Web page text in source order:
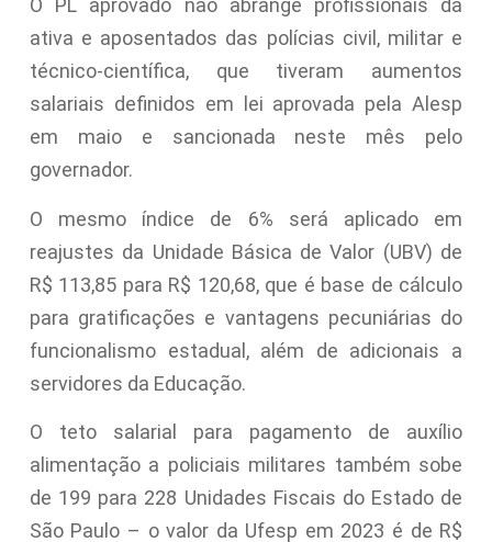
O PL aprovado não abrange profissionais da
ativa e aposentados das polícias civil, militar e
técnico-científica, que tiveram aumentos
salariais definidos em lei aprovada pela Alesp
em maio e sancionada neste mês pelo
governador.
O mesmo índice de 6% será aplicado em
reajustes da Unidade Básica de Valor (UBV) de
R$ 113,85 para R$ 120,68, que é base de cálculo
para gratificações e vantagens pecuniárias do
funcionalismo estadual, além de adicionais a
servidores da Educação.
O teto salarial para pagamento de auxílio
alimentação a policiais militares também sobe
de 199 para 228 Unidades Fiscais do Estado de
São Paulo – o valor da Ufesp em 2023 é de R$